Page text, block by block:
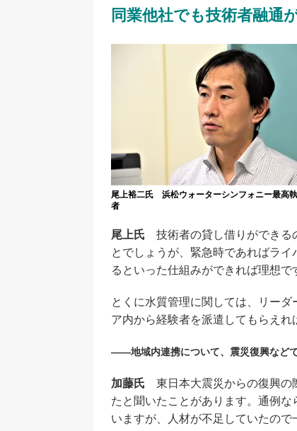
同業他社でも技術者融通
尾上裕二氏 浜松ウォーターシンフォニー最高
者
尾上氏 技術者の貸し借りができる
とでしょうが、緊急時であればラ
るといった仕組みができれば理想で
とくに水質管理に関しては、リー
ア内から経験者を派遣してもらえれ
――地域内連携について、震災復興など
加藤氏 東日本大震災からの復興の
たと聞いたことがあります。通例
いますが、人材が不足していたので